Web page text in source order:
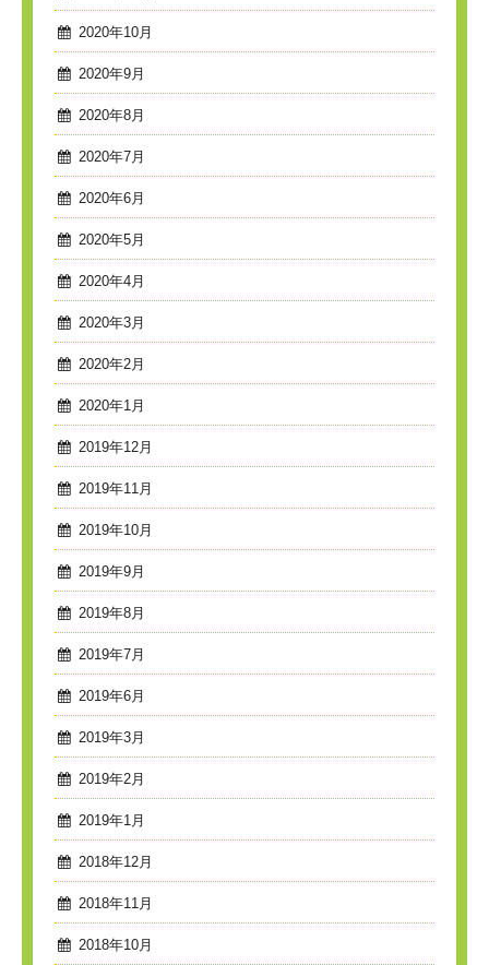
2020年10月
2020年9月
2020年8月
2020年7月
2020年6月
2020年5月
2020年4月
2020年3月
2020年2月
2020年1月
2019年12月
2019年11月
2019年10月
2019年9月
2019年8月
2019年7月
2019年6月
2019年3月
2019年2月
2019年1月
2018年12月
2018年11月
2018年10月